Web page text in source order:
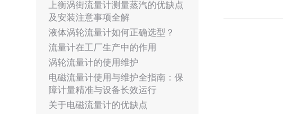
上衡涡街流量计测量蒸汽的优缺点
及安装注意事项全解
液体涡轮流量计如何正确选型？
流量计在工厂生产中的作用
涡轮流量计的使用维护
电磁流量计使用与维护全指南：保
障计量精准与设备长效运行
关于电磁流量计的优缺点